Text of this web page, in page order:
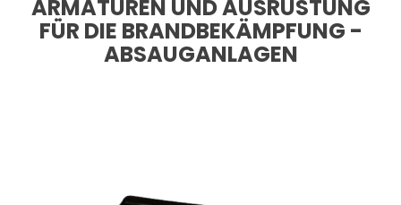
ARMATUREN UND AUSRÜSTUNG
FÜR DIE BRANDBEKÄMPFUNG -
ABSAUGANLAGEN